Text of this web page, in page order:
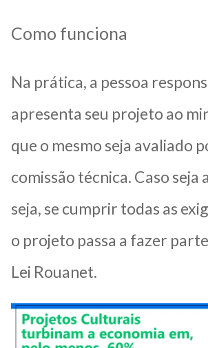
Como funciona
Na prática, a pessoa
apresenta seu projeto ao
que o mesmo seja avaliado
comissão técnica. Caso seja
seja, se cumprir todas as
o projeto passa a fazer
Lei Rouanet.